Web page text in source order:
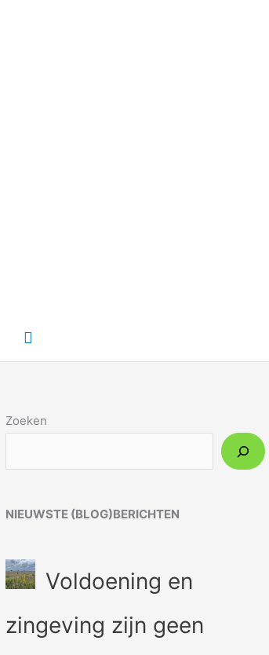
Zoeken
Zoeken
NIEUWSTE (BLOG)BERICHTEN
Voldoening en
zingeving zijn geen